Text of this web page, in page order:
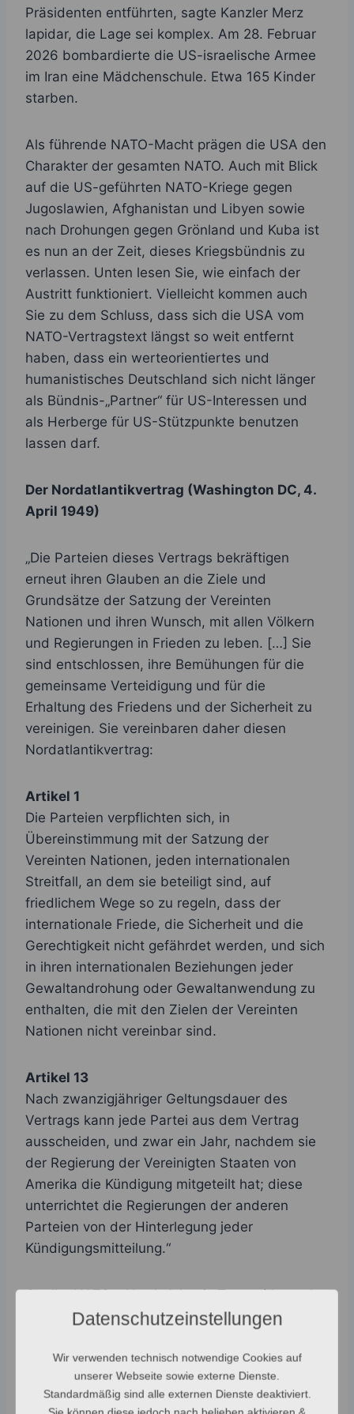
Präsidenten entführten, sagte Kanzler Merz
lapidar, die Lage sei komplex. Am 28. Februar
2026 bombardierte die US-israelische Armee
im Iran eine Mädchenschule. Etwa 165 Kinder
starben.
Als führende NATO-Macht prägen die USA den
Charakter der gesamten NATO. Auch mit Blick
auf die US-geführten NATO-Kriege gegen
Jugoslawien, Afghanistan und Libyen sowie
nach Drohungen gegen Grönland und Kuba ist
es nun an der Zeit, dieses Kriegsbündnis zu
verlassen. Unten lesen Sie, wie einfach der
Austritt funktioniert. Vielleicht kommen auch
Sie zu dem Schluss, dass sich die USA vom
NATO-Vertragstext längst so weit entfernt
haben, dass ein werteorientiertes und
humanistisches Deutschland sich nicht länger
als Bündnis-„Partner“ für US-Interessen und
als Herberge für US-Stützpunkte benutzen
lassen darf.
Der Nordatlantikvertrag (Washington DC, 4.
April 1949)
„Die Parteien dieses Vertrags bekräftigen
erneut ihren Glauben an die Ziele und
Grundsätze der Satzung der Vereinten
Nationen und ihren Wunsch, mit allen Völkern
und Regierungen in Frieden zu leben. […] Sie
sind entschlossen, ihre Bemühungen für die
gemeinsame Verteidigung und für die
Erhaltung des Friedens und der Sicherheit zu
vereinigen. Sie vereinbaren daher diesen
Nordatlantikvertrag:
Artikel 1
Die Parteien verpflichten sich, in
Übereinstimmung mit der Satzung der
Vereinten Nationen, jeden internationalen
Streitfall, an dem sie beteiligt sind, auf
friedlichem Wege so zu regeln, dass der
internationale Friede, die Sicherheit und die
Gerechtigkeit nicht gefährdet werden, und sich
in ihren internationalen Beziehungen jeder
Gewaltandrohung oder Gewaltanwendung zu
enthalten, die mit den Zielen der Vereinten
Nationen nicht vereinbar sind.
Artikel 13
Nach zwanzigjähriger Geltungsdauer des
Vertrags kann jede Partei aus dem Vertrag
ausscheiden, und zwar ein Jahr, nachdem sie
der Regierung der Vereinigten Staaten von
Amerika die Kündigung mitgeteilt hat; diese
unterrichtet die Regierungen der anderen
Parteien von der Hinterlegung jeder
Kündigungsmitteilung.“
Quelle: NATO – North Atlantic Treaty (deutsche
Fassung)
Formulierungshilfe
An die Regierung der Vereinigten Staaten von
Datenschutzeinstellungen
Wir verwenden technisch notwendige Cookies auf
unserer Webseite sowie externe Dienste.
Standardmäßig sind alle externen Dienste deaktiviert.